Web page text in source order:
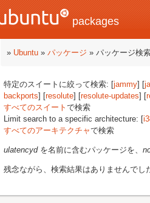
packages
» Ubuntu » パッケージ » パッケージ検
特定のスイートに絞って検索: [jammy] [
backports] [resolute] [resolute-updates] [
すべてのスイート で検索
Limit search to a specific architecture: [
すべてのアーキテクチャで検索
ulatencydを名前に含むパッケージを、
残念ながら、検索結果はありませんでし